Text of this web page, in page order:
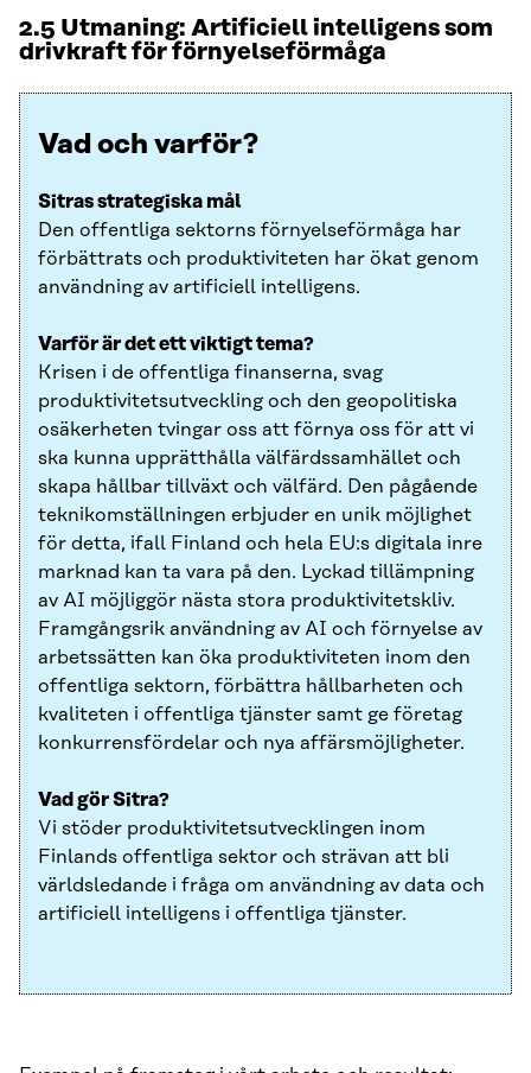
2.5 Utmaning: Artificiell intelligens som
drivkraft för förnyelseförmåga
Vad och varför?
Sitras strategiska mål
Den offentliga sektorns förnyelseförmåga har
förbättrats och produktiviteten har ökat genom
användning av artificiell intelligens.
Varför är det ett viktigt tema?
Krisen i de offentliga finanserna, svag
produktivitetsutveckling och den geopolitiska
osäkerheten tvingar oss att förnya oss för att vi
ska kunna upprätthålla välfärdssamhället och
skapa hållbar tillväxt och välfärd. Den pågående
teknikomställningen erbjuder en unik möjlighet
för detta, ifall Finland och hela EU:s digitala inre
marknad kan ta vara på den. Lyckad tillämpning
av AI möjliggör nästa stora produktivitetskliv.
Framgångsrik användning av AI och förnyelse av
arbetssätten kan öka produktiviteten inom den
offentliga sektorn, förbättra hållbarheten och
kvaliteten i offentliga tjänster samt ge företag
konkurrensfördelar och nya affärsmöjligheter.
Vad gör Sitra?
Vi stöder produktivitetsutvecklingen inom
Finlands offentliga sektor och strävan att bli
världsledande i fråga om användning av data och
artificiell intelligens i offentliga tjänster.